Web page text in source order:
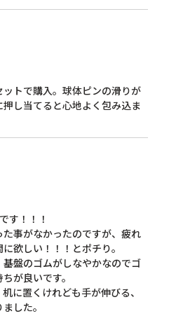
トで購入。球体ピンの滑りが
し当てると心地よく包み込ま
す！！！
事がなかったのですが、疲れ
欲しい！！！とポチり。
盤のゴムがしなやかなのでゴ
が良いです。
に置くけれども手が伸びる、
した。